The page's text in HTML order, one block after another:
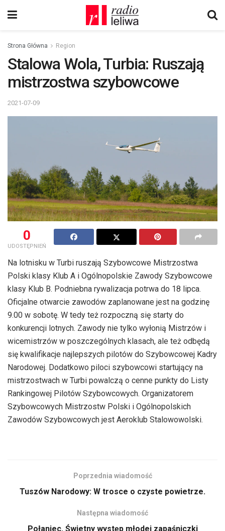
Strona Główna Region
Stalowa Wola, Turbia: Ruszają
mistrzostwa szybowcowe
2021-07-09
0
UDOSTĘPNIEŃ
Na lotnisku w Turbi ruszają Szybowcowe Mistrzostwa
Polski klasy Klub A i Ogólnopolskie Zawody Szybowcowe
klasy Klub B. Podniebna rywalizacja potrwa do 18 lipca.
Oficjalne otwarcie zawodów zaplanowane jest na godzinę
9.00 w sobotę. W tedy też rozpoczną się starty do
konkurencji lotnych. Zawody nie tylko wyłonią Mistrzów i
wicemistrzów w poszczególnych klasach, ale też odbędą
się kwalifikacje najlepszych pilotów do Szybowcowej Kadry
Narodowej. Dodatkowo piloci szybowcowi startujący na
mistrzostwach w Turbi powalczą o cenne punkty do Listy
Rankingowej Pilotów Szybowcowych. Organizatorem
Szybowcowych Mistrzostw Polski i Ogólnopolskich
Zawodów Szybowcowych jest Aeroklub Stalowowolski.
Poprzednia wiadomość
Tuszów Narodowy: W trosce o czyste powietrze.
Następna wiadomość
Połaniec. Świetny występ młodej zapaśniczki